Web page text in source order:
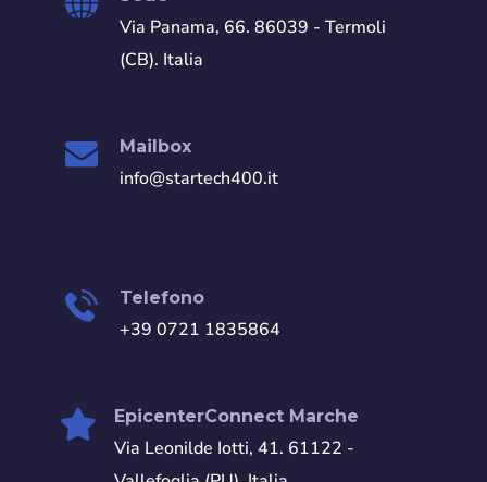
Via Panama, 66. 86039 - Termoli
(CB). Italia
Mailbox
info@startech400.it
Telefono
+39 0721 1835864
EpicenterConnect Marche
Via Leonilde Iotti, 41. 61122 -